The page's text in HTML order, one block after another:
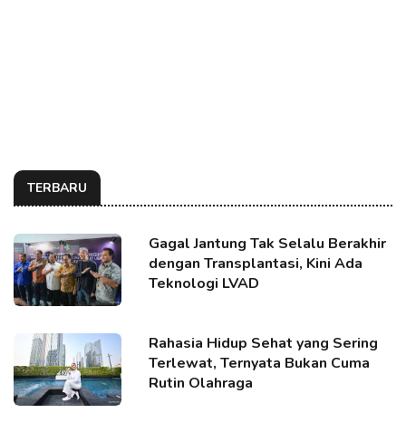
TERBARU
Gagal Jantung Tak Selalu Berakhir
dengan Transplantasi, Kini Ada
Teknologi LVAD
Rahasia Hidup Sehat yang Sering
Terlewat, Ternyata Bukan Cuma
Rutin Olahraga